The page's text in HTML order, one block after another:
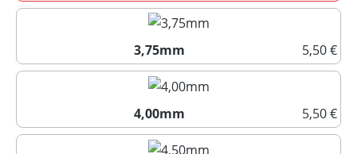
3,50mm
3,75mm
5,50 €
3,75mm
4,00mm
5,50 €
4,00mm